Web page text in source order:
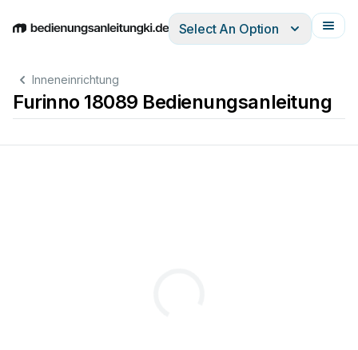
EnglishDeutschEspañolItalianoFrançais
Select An Option
Inneneinrichtung
Furinno 18089 Bedienungsanleitung